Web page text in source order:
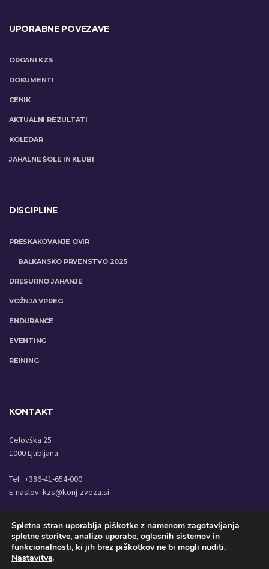
UPORABNE POVEZAVE
ORGANI KZS
DOKUMENTI
CENIK
AKTUALNI REZULTATI
KOLEDAR
JAHALNE ŠOLE IN KLUBI
DISCIPLINE
PRESKAKOVANJE OVIR
BALKANSKO PRVENSTVO 2025
DRESURNO JAHANJE
VOŽNJA VPREG
ENDURANCE
EVENTING
REINING
KONTAKT
Celovška 25
1000 Ljubljana
Tel.: +386-41-654-000
E-naslov: kzs@konj-zveza.si
COPYRIGHT © KONJENIŠKA ZVEZA SLOVENIJE 2020
Spletna stran uporablja piškotke z namenom zagotavljanja
spletne storitve, analizo uporabe, oglasnih sistemov in
funkcionalnosti, ki jih brez piškotkov ne bi mogli nuditi.
Nastavitve.